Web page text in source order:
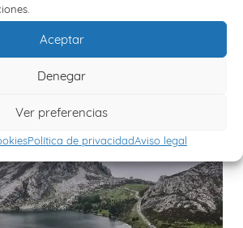
Aceptar
Denegar
Ver preferencias
Política de privacidadAviso legal
AVENTURA